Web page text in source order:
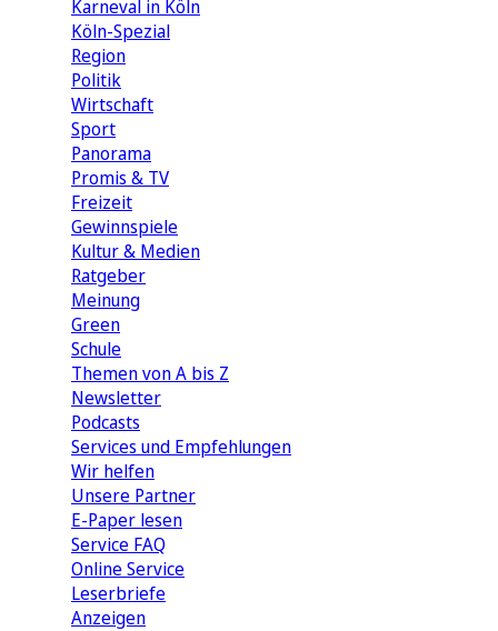
Karneval in Köln
Köln-Spezial
Region
Politik
Wirtschaft
Sport
Panorama
Promis & TV
Freizeit
Gewinnspiele
Kultur & Medien
Ratgeber
Meinung
Green
Schule
Themen von A bis Z
Newsletter
Podcasts
Services und Empfehlungen
Wir helfen
Unsere Partner
E-Paper lesen
Service FAQ
Online Service
Leserbriefe
Anzeigen